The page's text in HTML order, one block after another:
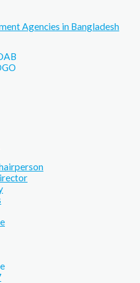
Agencies in Bangladesh